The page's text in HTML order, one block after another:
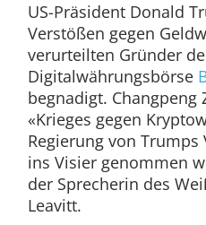
US-Präsident Donald
Verstößen gegen
verurteilten Gründer
Digitalwährungsbörse
begnadigt. Changpeng
«Krieges gegen
Regierung von Trumps
ins Visier genommen
der Sprecherin des
Leavitt.